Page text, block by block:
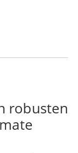
robusten